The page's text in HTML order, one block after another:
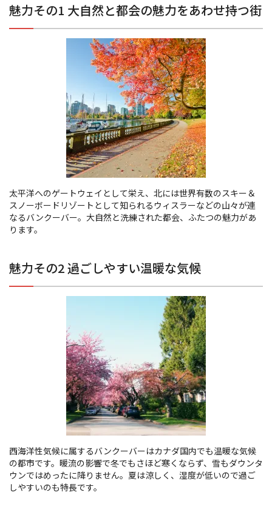
魅力その1 大自然と都会の魅力をあわせ持つ街
太平洋へのゲートウェイとして栄え、北には世界有数のスキー＆
スノーボードリゾートとして知られるウィスラーなどの山々が連
なるバンクーバー。大自然と洗練された都会、ふたつの魅力があ
ります。
魅力その2 過ごしやすい温暖な気候
西海洋性気候に属するバンクーバーはカナダ国内でも温暖な気候
の都市です。暖流の影響で冬でもさほど寒くならず、雪もダウンタ
ウンではめったに降りません。夏は涼しく、湿度が低いので過ご
しやすいのも特長です。